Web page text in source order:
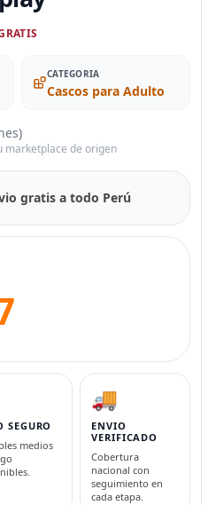
CATEGORIA
Cascos para Adulto
marketplace de origen
gratis a todo Perú
SEGURO
medios
🚚
ENVIO
VERIFICADO
Cobertura
nacional con
seguimiento en
cada etapa.